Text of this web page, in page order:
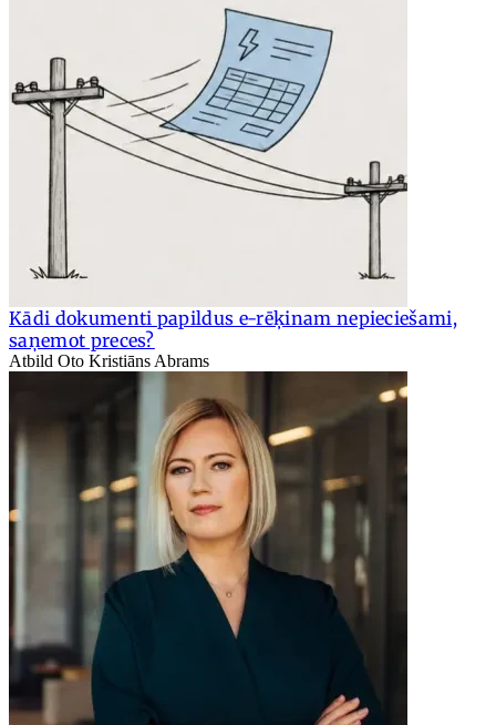
Kādi dokumenti papildus e-rēķinam nepieciešami,
saņemot preces?
Atbild Oto Kristiāns Abrams